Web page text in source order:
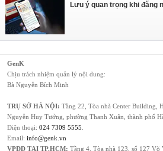
Lưu ý quan trọng khi đăng
GenK
Chịu trách nhiệm quản lý nội dung:
Bà Nguyễn Bích Minh
TRỤ SỞ HÀ NỘI: Tầng 22, Tòa nhà Center Building,
Nguyễn Huy Tưởng, phường Thanh Xuân, thành phố
Điện thoại: 024 7309 5555
Email: info@genk.vn
VPĐD TẠI TP.HCM: Tầng 4, Tòa nhà 123, số 127 Võ